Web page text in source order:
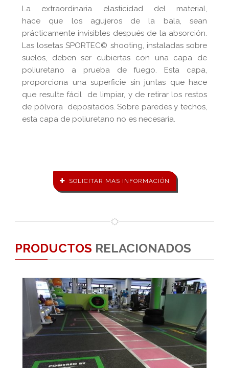
La extraordinaria elasticidad del material,
hace que los agujeros de la bala, sean
prácticamente invisibles después de la absorción.
Las losetas SPORTEC© shooting, instaladas sobre
suelos, deben ser cubiertas con una capa de
poliuretano a prueba de fuego. Esta capa,
proporciona una superficie sin juntas que hace
que resulte fácil de limpiar, y de retirar los restos
de pólvora depositados. Sobre paredes y techos,
esta capa de poliuretano no es necesaria.
SOLICITAR MAS INFORMACIÓN
PRODUCTOS RELACIONADOS